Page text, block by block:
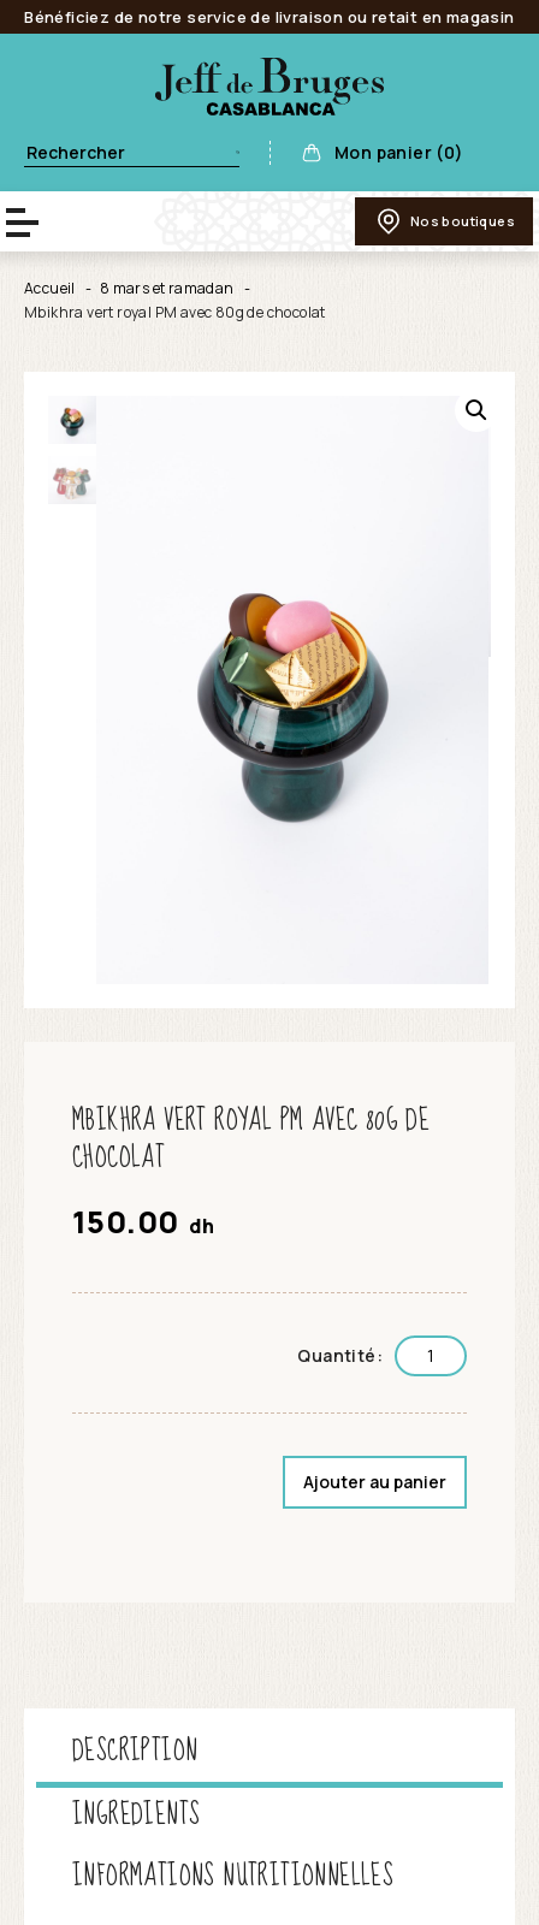
Bénéficiez de notre service de livraison ou retait en magasin
Mon panier (0)
Nos boutiques
Accueil
8 mars et ramadan
Mbikhra vert royal PM avec 80g de chocolat
MBIKHRA VERT ROYAL PM AVEC 80G DE
CHOCOLAT
150.00 dh
Quantité:
Ajouter au panier
DESCRIPTION
INGREDIENTS
INFORMATIONS NUTRITIONNELLES